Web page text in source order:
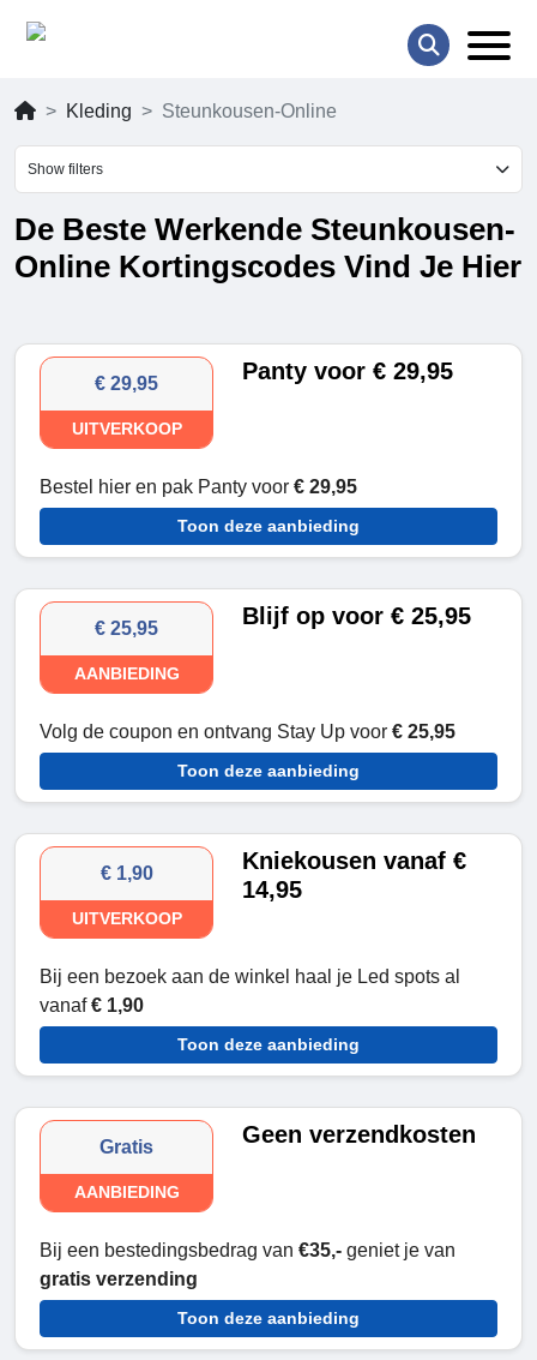
Kleding Steunkousen-Online
Show filters
De Beste Werkende Steunkousen-
Online Kortingscodes Vind Je Hier
€ 29,95
UITVERKOOP
Panty voor € 29,95
Bestel hier en pak Panty voor € 29,95
Toon deze aanbieding
€ 25,95
AANBIEDING
Blijf op voor € 25,95
Volg de coupon en ontvang Stay Up voor € 25,95
Toon deze aanbieding
€ 1,90
UITVERKOOP
Kniekousen vanaf €
14,95
Bij een bezoek aan de winkel haal je Led spots al
vanaf€ 1,90
Toon deze aanbieding
Gratis
AANBIEDING
Geen verzendkosten
Bij een bestedingsbedrag van €35,- geniet je van
gratis verzending
Toon deze aanbieding